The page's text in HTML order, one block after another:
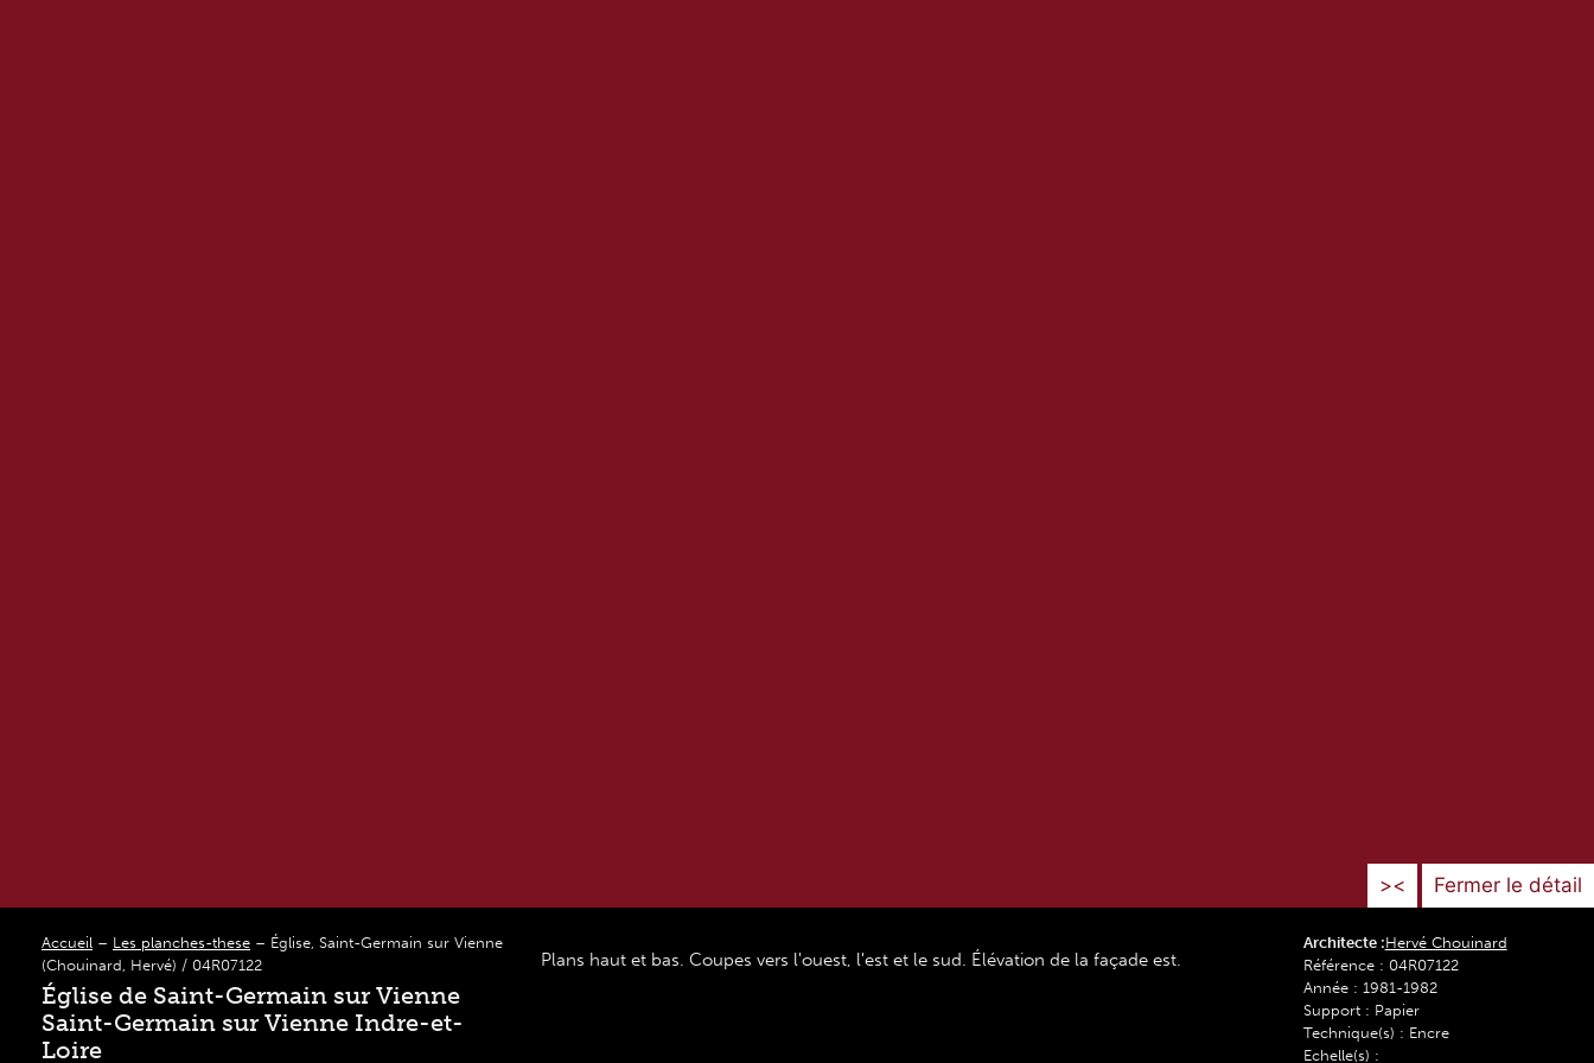
>< Fermer le détail
Accueil – Les planches-these – Église, Saint-Germain sur Vienne
(Chouinard, Hervé) / 04R07122
Église de Saint-Germain sur Vienne
Saint-Germain sur Vienne Indre-et-
Loire
Plans haut et bas. Coupes vers l'ouest, l'est et le sud. Élévation de la façade est.
Architecte :Hervé Chouinard
Référence : 04R07122
Année : 1981-1982
Support : Papier
Technique(s) : Encre
Echelle(s) :